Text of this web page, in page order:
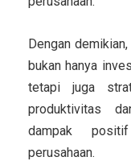
Dengan
bukan hanya
tetapi juga
produktivitas
dampak
perusahaan.